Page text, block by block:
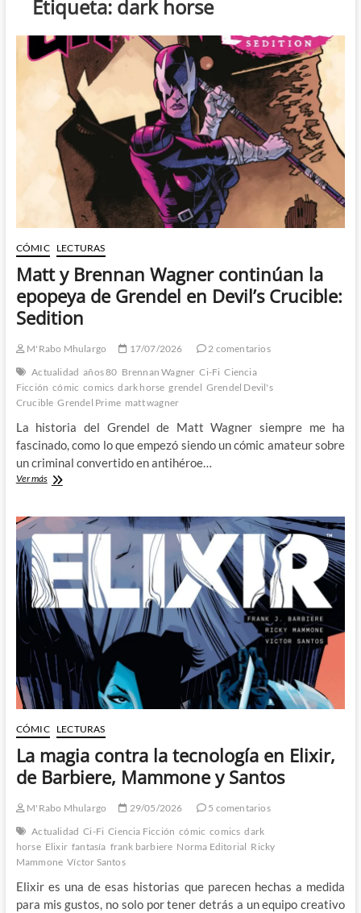
Etiqueta: dark horse
CÓMIC LECTURAS
Matt y Brennan Wagner continúan la
epopeya de Grendel en Devil’s Crucible:
Sedition
M'Rabo Mhulargo 17/07/2026
2 comentarios
Actualidad años 80 Brennan Wagner Ci-Fi Ciencia
Ficción cómic comics dark horse grendel Grendel Devil's
Crucible Grendel Prime matt wagner
La historia del Grendel de Matt Wagner siempre me ha
fascinado, como lo que empezó siendo un cómic amateur sobre
un criminal convertido en antihéroe…
Ver másMatt
continúan
epopeya
de
Grendel
en
Devil’s
Crucible:
Sedition
CÓMIC LECTURAS
La magia contra la tecnología en Elixir,
de Barbiere, Mammone y Santos
M'Rabo Mhulargo 29/05/2026
5 comentarios
Actualidad Ci-Fi Ciencia Ficción cómic comics dark
horse Elixir fantasía frank barbiere Norma Editorial Ricky
Mammone Víctor Santos
Elixir es una de esas historias que parecen hechas a medida
para mis gustos, no solo por tener detrás a un equipo creativo